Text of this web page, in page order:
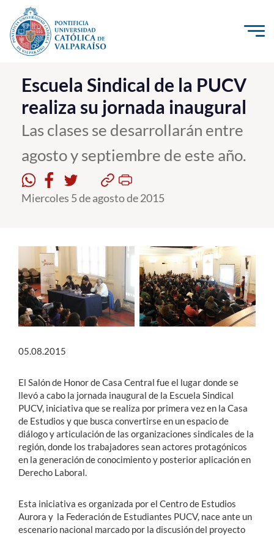
Click acá para ir directamente al contenido
La Universidad
Investigación, Creación e Innovación
PUCV Internacional
Vinculación con el Medio
Admisión
Formación Continua
Estudiantes
Funcionarios
Alumni
English
Escuela Sindical de la PUCV
realiza su jornada inaugural
Las clases se desarrollarán entre
agosto y septiembre de este año.
Miercoles 5 de agosto de 2015
05.08.2015
El Salón de Honor de Casa Central fue el lugar donde se
llevó a cabo la jornada inaugural de la Escuela Sindical
PUCV, iniciativa que se realiza por primera vez en la Casa
de Estudios y que busca convertirse en un espacio de
diálogo y articulación de las organizaciones sindicales de la
región, donde los trabajadores sean actores protagónicos
en la generación de conocimiento y posterior aplicación en
Derecho Laboral.
Esta iniciativa es organizada por el Centro de Estudios
Aurora y la Federación de Estudiantes PUCV, nace ante un
escenario nacional marcado por la discusión del proyecto